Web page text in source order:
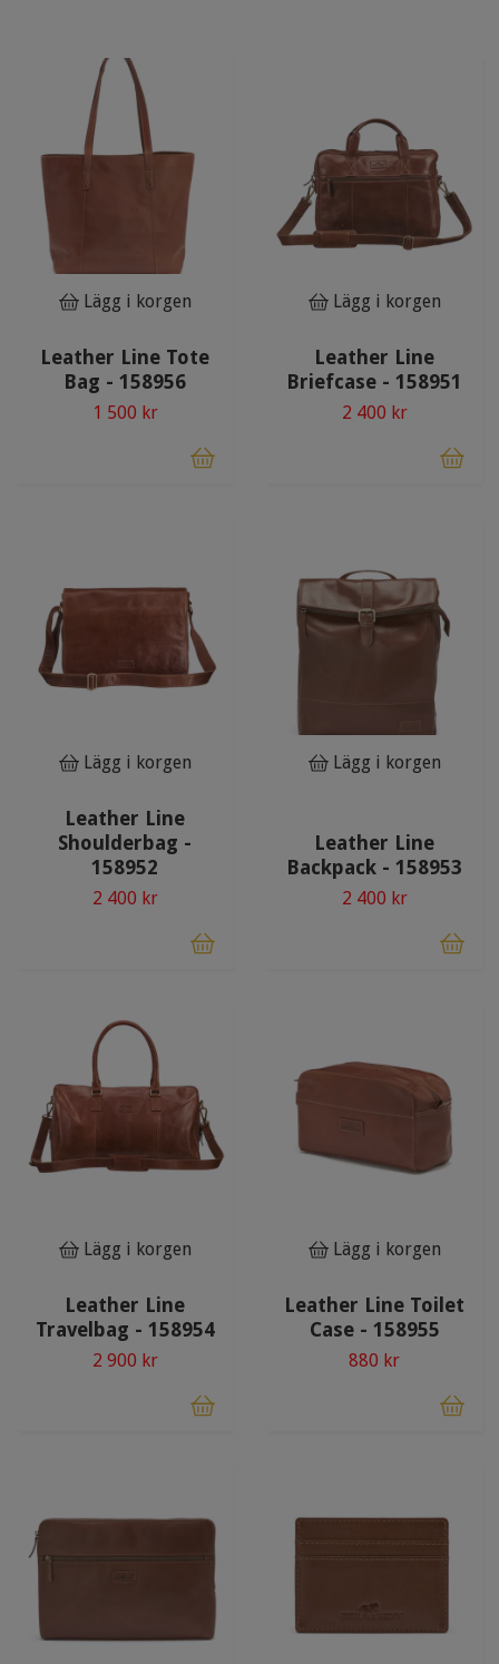
Lägg i korgen
Leather Line Tote
Bag - 158956
1 500 kr
Lägg i korgen
Leather Line
Briefcase - 158951
2 400 kr
Lägg i korgen
Leather Line
Shoulderbag -
158952
2 400 kr
Lägg i korgen
Leather Line
Backpack - 158953
2 400 kr
Lägg i korgen
Leather Line
Travelbag - 158954
2 900 kr
Lägg i korgen
Leather Line Toilet
Case - 158955
880 kr